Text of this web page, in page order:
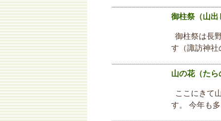
御柱祭（山出
御柱祭は長
す（諏訪神
山の花（たら
ここにきて
す。 今年も